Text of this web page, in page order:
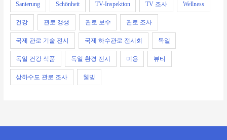
Sanierung Schönheit TV-Inspektion TV 조사 Wellness
건강 관로 갱생 관로 보수 관로 조사
국제 관로 기술 전시 국제 하수관로 전시회 독일
독일 건강 식품 독일 환경 전시 미용 뷰티
상하수도 관로 조사 웰빙